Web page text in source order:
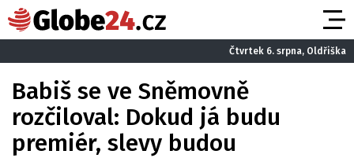
Čtvrtek 6. srpna, Oldřiška
Babiš se ve Sněmovně
rozčiloval: Dokud já budu
premiér, slevy budou